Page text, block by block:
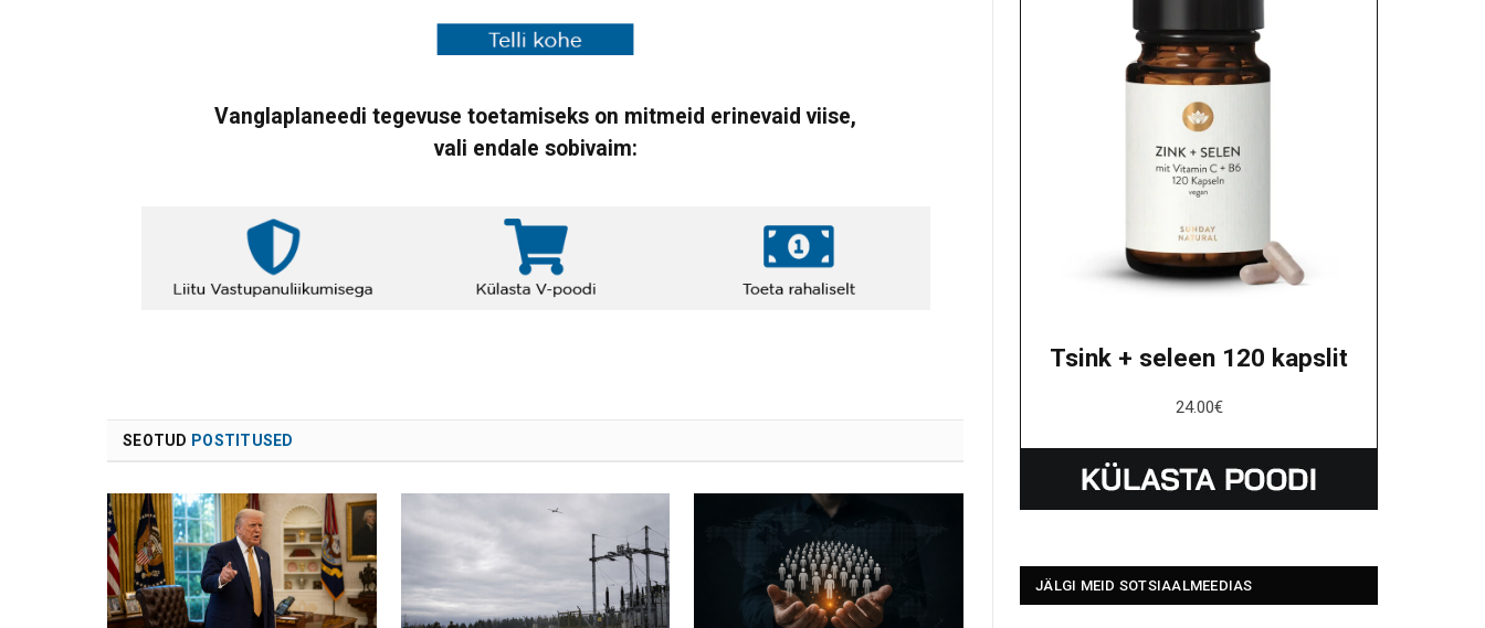
Vanglaplaneedi tegevuse toetamiseks on mitmeid erinevaid viise,
vali endale sobivaim:
SEOTUD POSTITUSED
Tsink + seleen 120 kapslit
24.00€
JÄLGI MEID SOTSIAALMEEDIAS